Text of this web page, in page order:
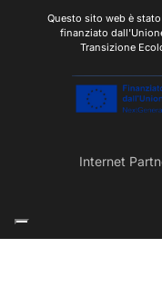
Questo sito web è
finanziato
Transizione
Internet